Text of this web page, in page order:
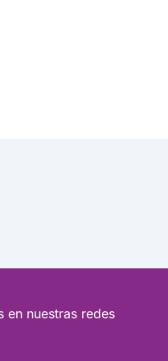
en nuestras redes